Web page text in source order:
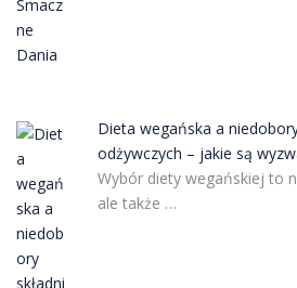
Dieta wegańska a
odżywczych – jakie są
Wybór diety wegańskiej to
ale także …